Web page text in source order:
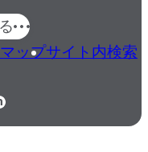
ップサイト内検索